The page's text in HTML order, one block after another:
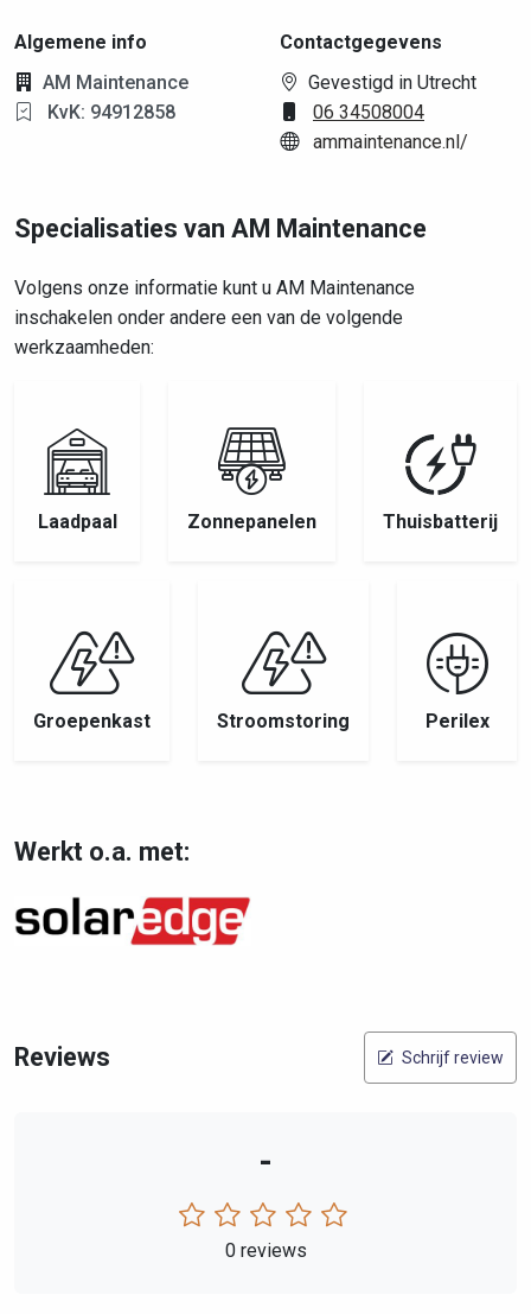
Algemene info
AM Maintenance
KvK: 94912858
Contactgegevens
Gevestigd in Utrecht
06 34508004
ammaintenance.nl/
Specialisaties van AM Maintenance
Volgens onze informatie kunt u AM Maintenance
inschakelen onder andere een van de volgende
werkzaamheden:
Laadpaal Zonnepanelen Thuisbatterij
Groepenkast Stroomstoring Perilex
Werkt o.a. met:
Reviews Schrijf review
-
0 reviews